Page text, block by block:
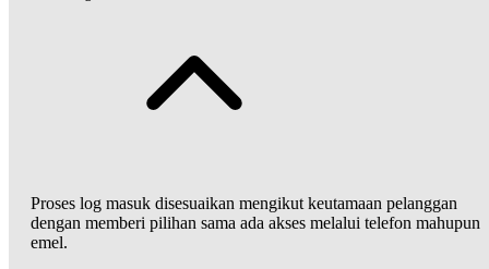
Proses log masuk disesuaikan mengikut keutamaan pelanggan
dengan memberi pilihan sama ada akses melalui telefon mahupun
emel.